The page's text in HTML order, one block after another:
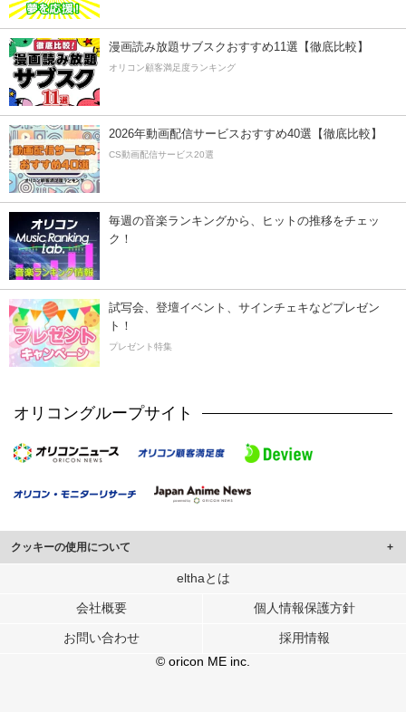
漫画読み放題サブスクおすすめ11選【徹底比較】
オリコン顧客満足度ランキング
2026年動画配信サービスおすすめ40選【徹底比較】
CS動画配信サービス20選
毎週の音楽ランキングから、ヒットの推移をチェッ
ク！
試写会、登壇イベント、サインチェキなどプレゼン
ト！
プレゼント特集
オリコングループサイト
クッキーの使用について
このサイトでは Cookie を使用して、ユーザーに合わせたコンテンツや広告の
行っています。
メディアや広告配信、データ解析の各パートナーに提供しています。
各パートナーは、この情報とユーザーが各パートナーに提供した他の情報や、
ユーザーが各パートナーのサービスを使用したときに収集した他の情報を組み
elthaとは
会社概要 個人情報保護方針
お問い合わせ
採用情報
© oricon ME inc.